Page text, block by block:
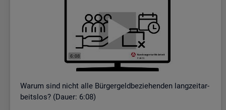
Warum sind nicht alle Bür­ger­geld­be­zie­hen­den lang­zeit­ar­
beits­los? (Dauer: 6:08)